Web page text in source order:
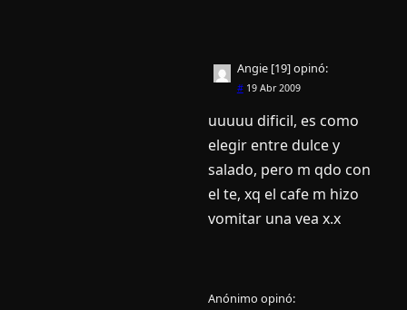
Angie [19]opinó:
#19 Abr 2009
uuuuu dificil, es como
elegir entre dulce y
salado, pero m qdo con
el te, xq el cafe m hizo
vomitar una vea x.x
Anónimo opinó: